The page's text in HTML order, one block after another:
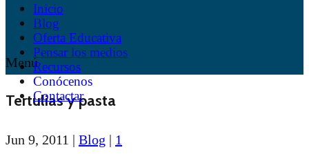
Inicio
Blog
Oferta Educativa
Pensar los medios
Recursos
Conócenos
Contactar
Menú
Tertulias y pasta
Jun 9, 2011 | Blog | 1